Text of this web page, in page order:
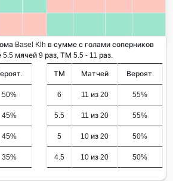
Basel Klh в сумме с голами соперников
мячей 9 раз, ТМ 5.5 - 11 раз.
50%
45%
45%
35%
ТМ Матчей Вероят.
6 11 из 20 55%
5.5 11 из 20 55%
5 10 из 20 50%
4.5 10 из 20 50%